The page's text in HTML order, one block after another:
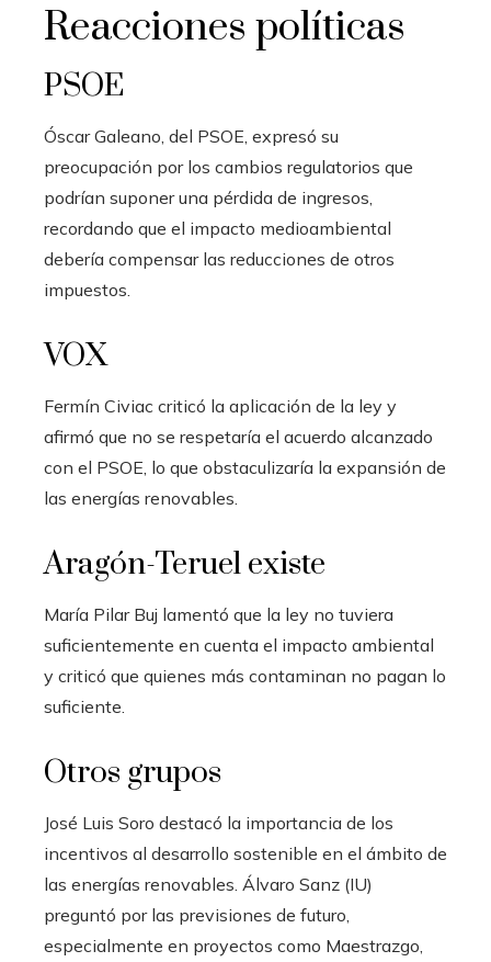
Reacciones políticas
PSOE
Óscar Galeano, del PSOE, expresó su
preocupación por los cambios regulatorios que
podrían suponer una pérdida de ingresos,
recordando que el impacto medioambiental
debería compensar las reducciones de otros
impuestos.
VOX
Fermín Civiac criticó la aplicación de la ley y
afirmó que no se respetaría el acuerdo alcanzado
con el PSOE, lo que obstaculizaría la expansión de
las energías renovables.
Aragón-Teruel existe
María Pilar Buj lamentó que la ley no tuviera
suficientemente en cuenta el impacto ambiental
y criticó que quienes más contaminan no pagan lo
suficiente.
Otros grupos
José Luis Soro destacó la importancia de los
incentivos al desarrollo sostenible en el ámbito de
las energías renovables. Álvaro Sanz (IU)
preguntó por las previsiones de futuro,
especialmente en proyectos como Maestrazgo,